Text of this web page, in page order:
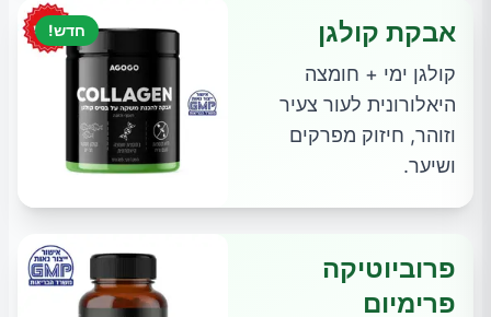
חדש! אבקת קולגן
קולגן ימי + חומצה
היאלורונית לעור צעיר
וזוהר, חיזוק מפרקים
ושיער.
פרוביוטיקה
פרימיום